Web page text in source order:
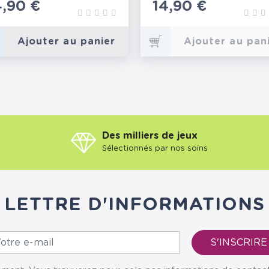
€
Ajouter au panier
Prix
14,90 €
Ajouter au
Des milliers de jeux
Sélectionnés par nos soins
LETTRE D'INFORMATIONS